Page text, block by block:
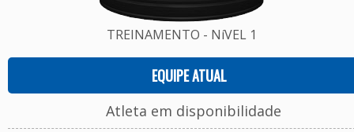
TREINAMENTO - NíVEL 1
EQUIPE ATUAL
Atleta em disponibilidade